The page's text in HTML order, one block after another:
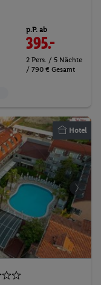
p.P. ab
395.-
2 Pers. / 5 Nächte
/ 790 € Gesamt
Hotel